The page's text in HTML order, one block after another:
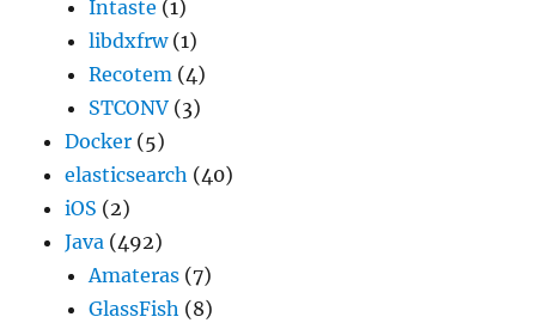
Intaste (1)
libdxfrw(1)
Recotem (4)
STCONV (3)
Docker (5)
elasticsearch (40)
iOS (2)
Java (492)
Amateras (7)
GlassFish (8)